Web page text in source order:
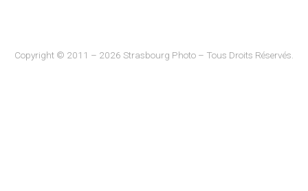
Copyright © 2011 – 2026 Strasbourg Photo – Tous Droits Réservés.